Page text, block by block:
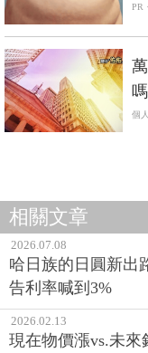
PR
個
相關文章
2026.07.08
哈日族的日圓新出
告利率喊到3%
2026.02.13
現在物價漲vs.未來